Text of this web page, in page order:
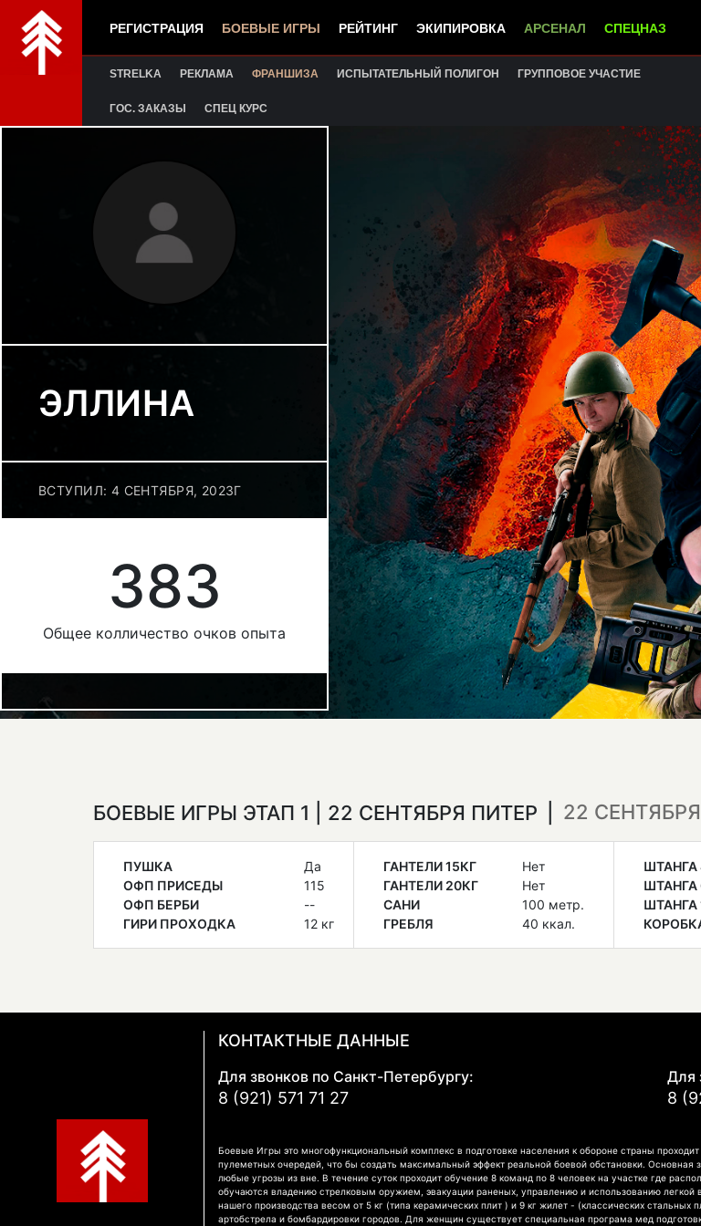
РЕГИСТРАЦИЯ БОЕВЫЕ ИГРЫ РЕЙТИНГ ЭКИПИРОВКА АРСЕНАЛ СПЕЦНАЗ
STRELKA РЕКЛАМА ФРАНШИЗА ИСПЫТАТЕЛЬНЫЙ ПОЛИГОН ГРУППОВОЕ УЧАСТИЕ
ГОС. ЗАКАЗЫ СПЕЦ КУРС
ЭЛЛИНА
ВСТУПИЛ: 4 СЕНТЯБРЯ, 2023Г
383
Общее колличество очков опыта
БОЕВЫЕ ИГРЫ ЭТАП 1 | 22 СЕНТЯБРЯ ПИТЕР 22 СЕНТЯБРЯ
ПУШКА
Да
ОФП ПРИСЕДЫ
115
ОФП БЕРБИ
--
ГИРИ ПРОХОДКА
12 кг
ГАНТЕЛИ 15КГ
Нет
ГАНТЕЛИ 20КГ
Нет
САНИ
100 метр.
ГРЕБЛЯ
40 ккал.
ШТАНГА
ШТАНГА
ШТАНГА
КОНТАКТНЫЕ ДАННЫЕ
Для звонков по Санкт-Петербургу:
8 (921) 571 71 27
Для
8
Боевые Игры это многофункциональный комплекс в подготовке населения к обороне страны
пулеметных очередей, что бы создать максимальный эффект реальной боевой обстановки.
любые угрозы из вне. В течение суток проходит обучение 8 команд по 8 человек на участке где
обучаются владению стрелковым оружием, эвакуации раненых, управлению и использованию
нашего производства весом от 5 кг (типа керамических плит ) и 9 кг жилет - (классических
артобстрела и бомбардировки городов. Для женщин существует специальная програма мед